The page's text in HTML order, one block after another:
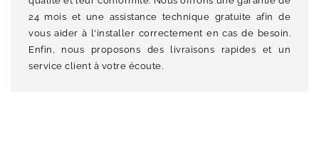
24 mois et une assistance technique gratuite afin de
vous aider à l'installer correctement en cas de besoin.
Enfin, nous proposons des livraisons rapides et un
service client à votre écoute.